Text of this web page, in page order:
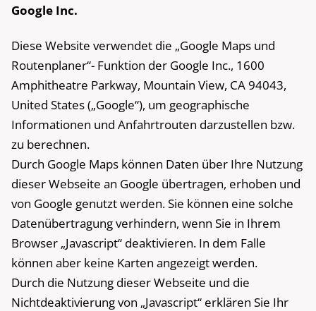
Google Inc.
Diese Website verwendet die „Google Maps und
Routenplaner“- Funktion der Google Inc., 1600
Amphitheatre Parkway, Mountain View, CA 94043,
United States („Google“), um geographische
Informationen und Anfahrtrouten darzustellen bzw.
zu berechnen.
Durch Google Maps können Daten über Ihre Nutzung
dieser Webseite an Google übertragen, erhoben und
von Google genutzt werden. Sie können eine solche
Datenübertragung verhindern, wenn Sie in Ihrem
Browser „Javascript“ deaktivieren. In dem Falle
können aber keine Karten angezeigt werden.
Durch die Nutzung dieser Webseite und die
Nichtdeaktivierung von „Javascript“ erklären Sie Ihr